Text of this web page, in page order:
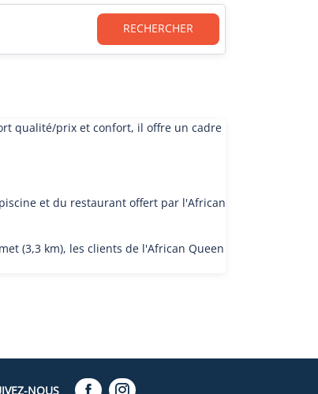
RECHERCHER
qualité/prix et confort, il offre un cadre
et du restaurant offert par l'African
(3,3 km), les clients de l'African Queen
NOUS